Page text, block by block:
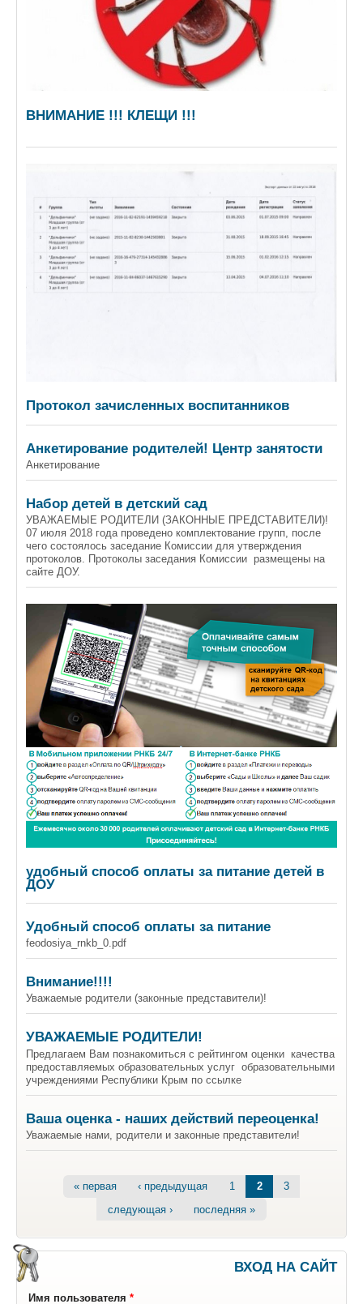
ВНИМАНИЕ !!! КЛЕЩИ !!!
Протокол зачисленных воспитанников
Анкетирование родителей! Центр занятости
Анкетирование
Набор детей в детский сад
УВАЖАЕМЫЕ РОДИТЕЛИ (ЗАКОННЫЕ ПРЕДСТАВИТЕЛИ)!
07 июля 2018 года проведено комплектование групп, после
чего состоялось заседание Комиссии для утверждения
протоколов. Протоколы заседания Комиссии размещены на
сайте ДОУ.
удобный способ оплаты за питание детей в
ДОУ
Удобный способ оплаты за питание
feodosiya_rnkb_0.pdf
Внимание!!!!
Уважаемые родители (законные представители)!
УВАЖАЕМЫЕ РОДИТЕЛИ!
Предлагаем Вам познакомиться с рейтингом оценки качества
предоставляемых образовательных услуг образовательными
учреждениями Республики Крым по ссылке
Ваша оценка - наших действий переоценка!
Уважаемые нами, родители и законные представители!
Страницы« первая ‹ предыдущая 1 2
3
следующая ›
последняя »
ВХОД НА САЙТ
Имя пользователя *